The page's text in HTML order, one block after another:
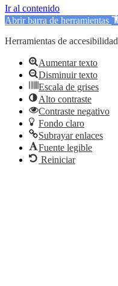
Ir al contenido
Abrir barra de herramientas
Herramientas de accesibilidad
Aumentar texto
Disminuir texto
Escala de grises
Alto contraste
Contraste negativo
Fondo claro
Subrayar enlaces
Fuente legible
Reiniciar